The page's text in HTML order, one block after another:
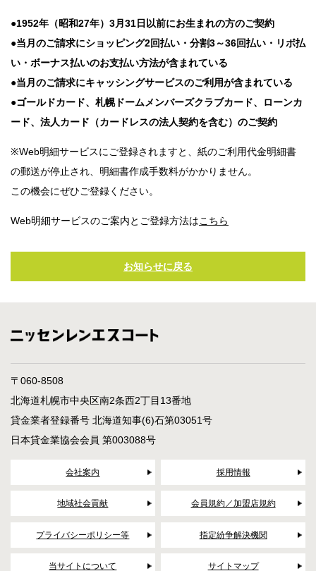
●1952年（昭和27年） 3月 31日以前にお生まれの方のご契約
●当月のご請求にショッピング2回払い・分割3～36回払い・リボ払
い・ボーナス払いのお支払い方法が含まれている
●当月のご請求にキャッシングサービスのご利用が含まれている
●ゴールドカード、札幌ドームメンバーズクラブカード、ローンカ
ード、法人カード（カードレスの法人契約を含む）のご契約
※Web明細サービスにご登録されますと、紙のご利用代金明細書
の郵送が停止され、明細書作成手数料がかかりません。
この機会にぜひご登録ください。
Web明細サービスのご案内とご登録方法はこちら
お知らせに戻る
〒060-8508
北海道札幌市中央区南2条西2丁目13番地
貸金業者登録番号 北海道知事(6)石第03051号
日本貸金業協会会員 第003088号
会社案内 採用情報
地域社会貢献 会員規約／加盟店規約
プライバシーポリシー等 指定紛争解決機関
当サイトについて サイトマップ